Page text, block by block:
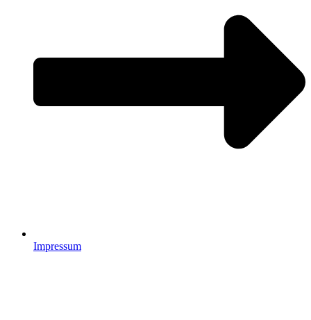
Impressum